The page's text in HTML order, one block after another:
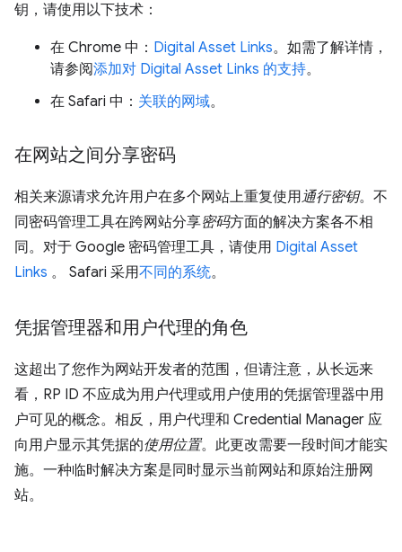
钥，请使用以下技术：
在 Chrome 中： Digital Asset Links。如需了解详情，
请参阅添加对 Digital Asset Links 的支持。
在 Safari 中： 关联的网域。
在网站之间分享密码
相关来源请求允许用户在多个网站上重复使用通行密钥。不
同密码管理工具在跨网站分享密码方面的解决方案各不相
同。对于 Google 密码管理工具，请使用 Digital Asset
Links 。 Safari 采用不同的系统。
凭据管理器和用户代理的角色
这超出了您作为网站开发者的范围，但请注意，从长远来
看，RP ID 不应成为用户代理或用户使用的凭据管理器中用
户可见的概念。相反，用户代理和 Credential Manager 应
向用户显示其凭据的使用位置。此更改需要一段时间才能实
施。一种临时解决方案是同时显示当前网站和原始注册网
站。